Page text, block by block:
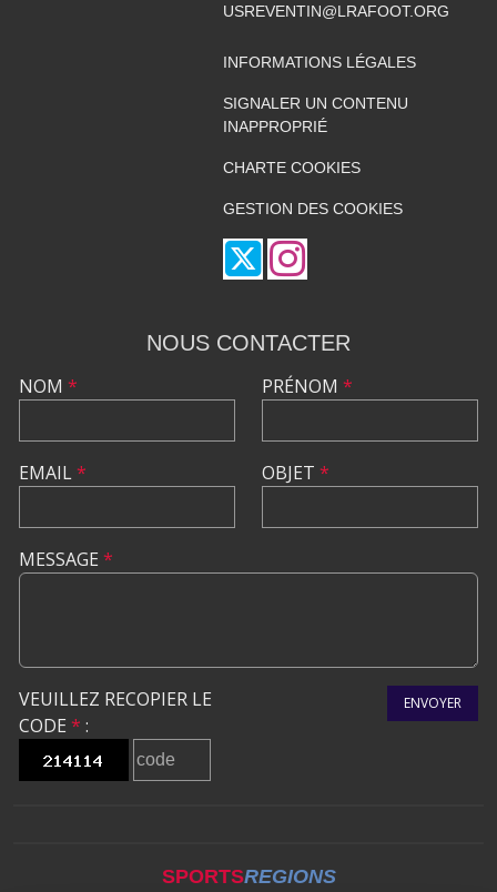
USREVENTIN@LRAFOOT.ORG
INFORMATIONS LÉGALES
SIGNALER UN CONTENU
INAPPROPRIÉ
CHARTE COOKIES
GESTION DES COOKIES
NOUS CONTACTER
NOM *
EMAIL*
PRÉNOM *
OBJET *
MESSAGE *
VEUILLEZ RECOPIER LE
CODE * :
ENVOYER
SPORTSREGIONS